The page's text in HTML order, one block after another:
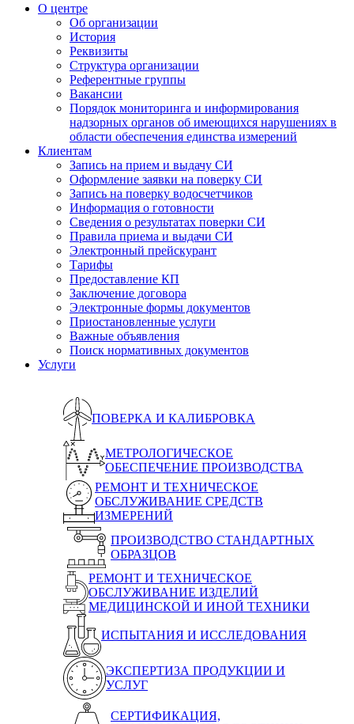
О центре
Об организации
История
Реквизиты
Структура организации
Референтные группы
Вакансии
Порядок мониторинга и информирования
надзорных органов об имеющихся нарушениях в
области обеспечения единства измерений
Клиентам
Запись на прием и выдачу СИ
Оформление заявки на поверку СИ
Запись на поверку водосчетчиков
Информация о готовности
Сведения о результатах поверки СИ
Правила приема и выдачи СИ
Электронный прейскурант
Тарифы
Предоставление КП
Заключение договора
Электронные формы документов
Приостановленные услуги
Важные объявления
Поиск нормативных документов
Услуги
ПОВЕРКА И КАЛИБРОВКА
МЕТРОЛОГИЧЕСКОЕ
ОБЕСПЕЧЕНИЕ ПРОИЗВОДСТВА
РЕМОНТ И ТЕХНИЧЕСКОЕ
ОБСЛУЖИВАНИЕ СРЕДСТВ
ИЗМЕРЕНИЙ
ПРОИЗВОДСТВО СТАНДАРТНЫХ
ОБРАЗЦОВ
РЕМОНТ И ТЕХНИЧЕСКОЕ
ОБСЛУЖИВАНИЕ ИЗДЕЛИЙ
МЕДИЦИНСКОЙ И ИНОЙ ТЕХНИКИ
ИСПЫТАНИЯ И ИССЛЕДОВАНИЯ
ЭКСПЕРТИЗА ПРОДУКЦИИ И
УСЛУГ
СЕРТИФИКАЦИЯ,